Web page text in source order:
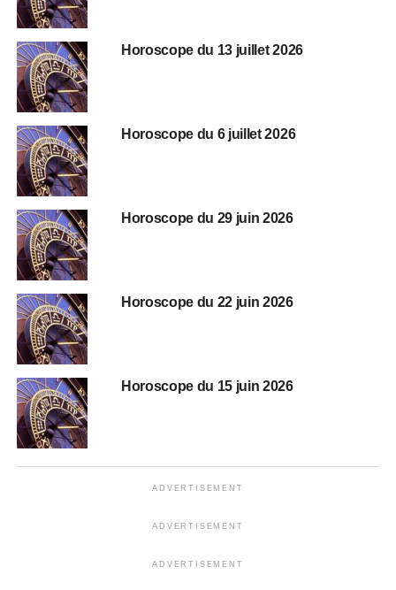
Horoscope du 13 juillet 2026
Horoscope du 6 juillet 2026
Horoscope du 29 juin 2026
Horoscope du 22 juin 2026
Horoscope du 15 juin 2026
ADVERTISEMENT
ADVERTISEMENT
ADVERTISEMENT